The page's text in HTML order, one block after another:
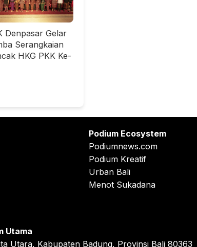
Denpasar Gelar
Serangkaian
HKG PKK Ke-
Podium Ecosystem
Podiumnews.com
Podium Kreatif
Urban Bali
Menot Sukadana
Utama
Utara, Kabupaten Badung, Provinsi Bali 80363